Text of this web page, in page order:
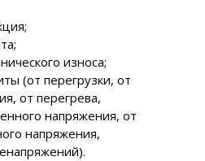
износа;
(от перегрузки, от
от перегрева,
напряжения, от
напряжения,